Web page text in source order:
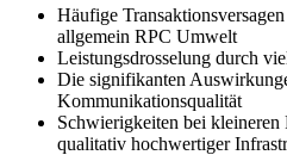
Häufige
allgemein RPC Umwelt
Leistungsdrosselung durch
Die signifikanten
Kommunikationsqualität
Schwierigkeiten bei
qualitativ hochwertiger